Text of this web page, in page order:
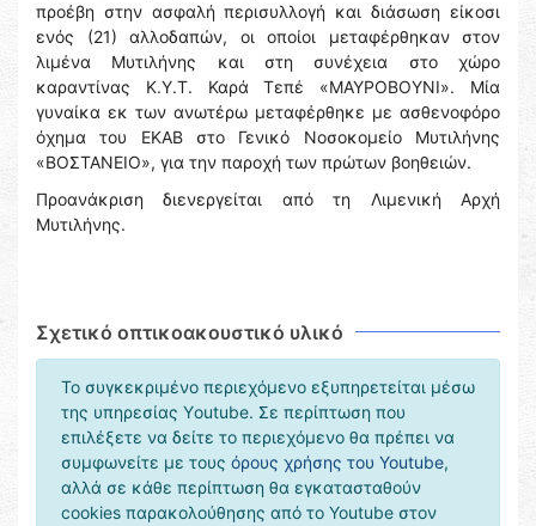
προέβη στην ασφαλή περισυλλογή και διάσωση είκοσι
ενός (21) αλλοδαπών, οι οποίοι μεταφέρθηκαν στον
λιμένα Μυτιλήνης και στη συνέχεια στο χώρο
καραντίνας Κ.Υ.Τ. Καρά Τεπέ «ΜΑΥΡΟΒΟΥΝΙ». Μία
γυναίκα εκ των ανωτέρω μεταφέρθηκε με ασθενοφόρο
όχημα του ΕΚΑΒ στο Γενικό Νοσοκομείο Μυτιλήνης
«ΒΟΣΤΑΝΕΙΟ», για την παροχή των πρώτων βοηθειών.
Προανάκριση διενεργείται από τη Λιμενική Αρχή
Μυτιλήνης.
Σχετικό οπτικοακουστικό υλικό
Το συγκεκριμένο περιεχόμενο εξυπηρετείται μέσω
της υπηρεσίας Υoutube. Σε περίπτωση που
επιλέξετε να δείτε το περιεχόμενο θα πρέπει να
συμφωνείτε με τους όρους χρήσης του Youtube,
αλλά σε κάθε περίπτωση θα εγκατασταθούν
cookies παρακολούθησης από το Youtube στον